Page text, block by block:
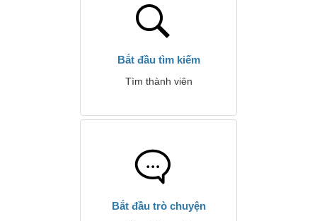
Bắt đầu tìm kiếm
Tìm thành viên
Bắt đầu trò chuyện